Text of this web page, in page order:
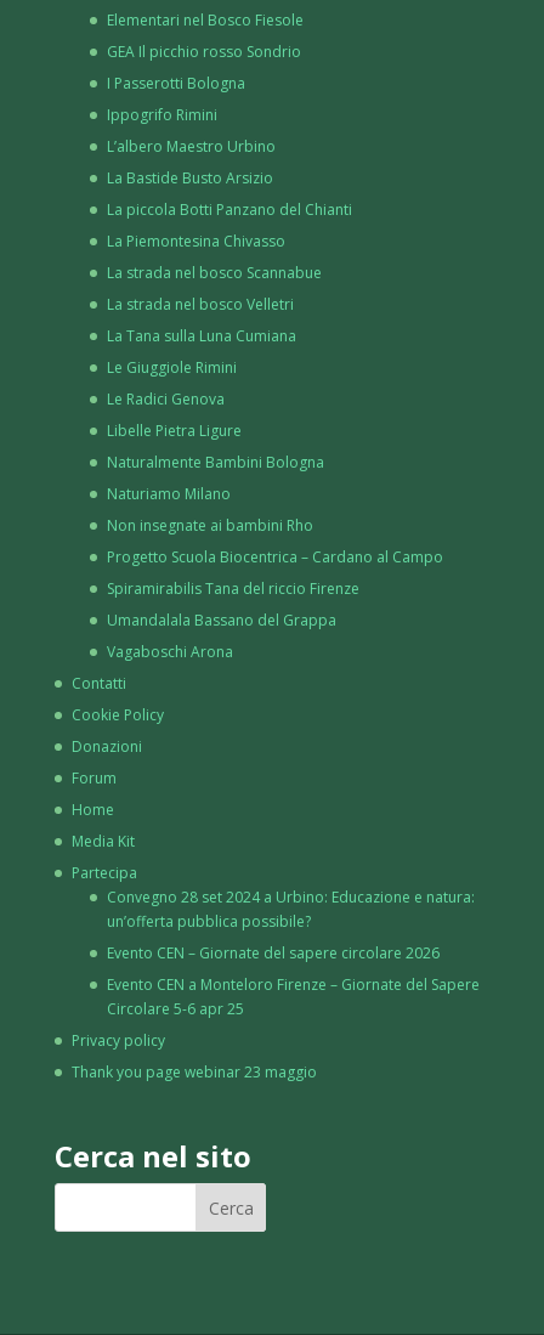
Elementari nel Bosco Fiesole
GEA Il picchio rosso Sondrio
I Passerotti Bologna
Ippogrifo Rimini
L’albero Maestro Urbino
La Bastide Busto Arsizio
La piccola Botti Panzano del Chianti
La Piemontesina Chivasso
La strada nel bosco Scannabue
La strada nel bosco Velletri
La Tana sulla Luna Cumiana
Le Giuggiole Rimini
Le Radici Genova
Libelle Pietra Ligure
Naturalmente Bambini Bologna
Naturiamo Milano
Non insegnate ai bambini Rho
Progetto Scuola Biocentrica – Cardano al Campo
Spiramirabilis Tana del riccio Firenze
Umandalala Bassano del Grappa
Vagaboschi Arona
Contatti
Cookie Policy
Donazioni
Forum
Home
Media Kit
Partecipa
Convegno 28 set 2024 a Urbino: Educazione e natura:
un’offerta pubblica possibile?
Evento CEN – Giornate del sapere circolare 2026
Evento CEN a Monteloro Firenze – Giornate del Sapere
Circolare 5-6 apr 25
Privacy policy
Thank you page webinar 23 maggio
Cerca nel sito